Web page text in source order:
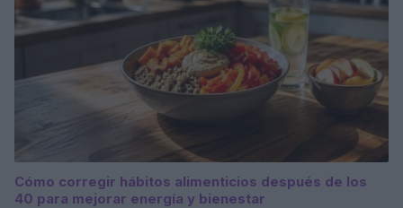
Cómo corregir hábitos alimenticios después de los
40 para mejorar energía y bienestar